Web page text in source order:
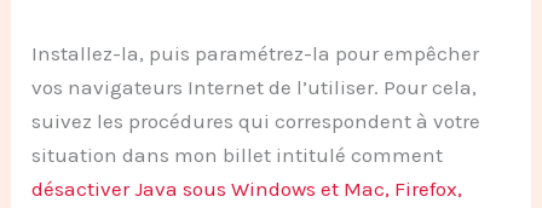
Installez-la, puis paramétrez-la pour empêcher
vos navigateurs Internet de l’utiliser. Pour cela,
suivez les procédures qui correspondent à votre
situation dans mon billet intitulé comment
désactiver Java sous Windows et Mac, Firefox,